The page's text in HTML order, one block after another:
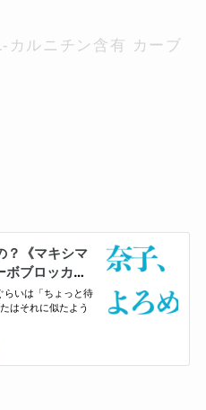
カルニチン含有 カーブ